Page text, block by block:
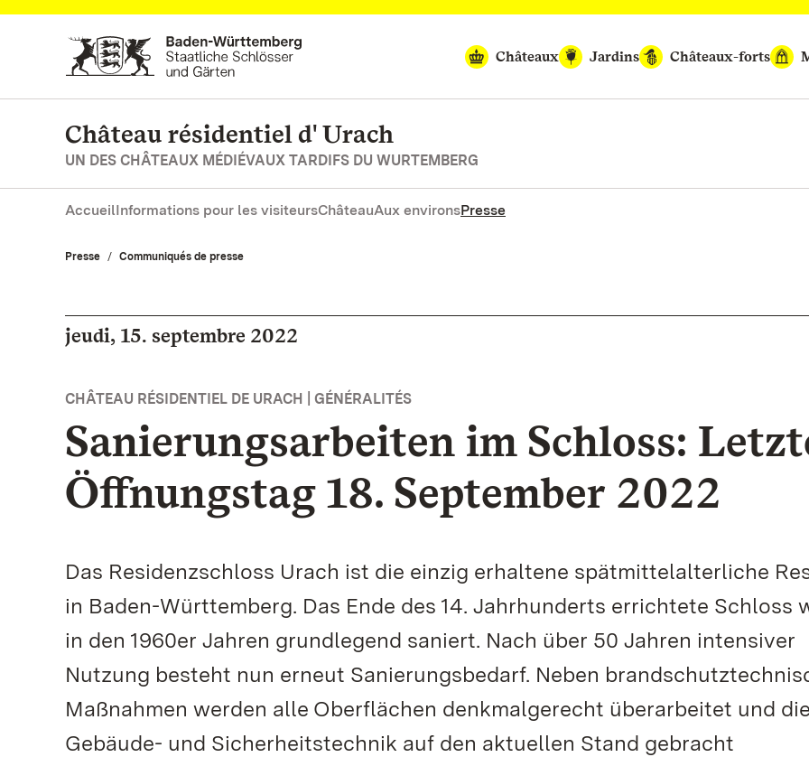
Vers la page d’accueil
Châteaux
Jardins Châteaux-forts
Château résidentiel d' Urach
UN DES CHÂTEAUX MÉDIÉVAUX TARDIFS DU WURTEMBERG
AccueilInformations pour les visiteursChâteauAux environsPresse
Presse Communiqués de presse
jeudi, 15. septembre 2022
CHÂTEAU RÉSIDENTIEL DE URACH | GÉNÉRALITÉS
Sanierungsarbeiten im Schloss:
Öffnungstag 18. September 2022
Das Residenzschloss Urach ist die einzig erhaltene spätmittelalterliche
in Baden-Württemberg. Das Ende des 14. Jahrhunderts errichtete Schloss
in den 1960er Jahren grundlegend saniert. Nach über 50 Jahren intensiver
Nutzung besteht nun erneut Sanierungsbedarf. Neben
Maßnahmen werden alle Oberflächen denkmalgerecht überarbeitet und die
Gebäude- und Sicherheitstechnik auf den aktuellen Stand gebracht